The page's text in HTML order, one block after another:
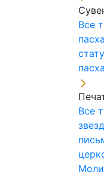
Все
Все